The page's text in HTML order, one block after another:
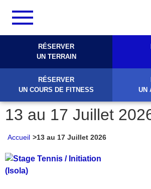
RÉSERVER
UN TERRAIN
RÉSERVER
UN COURS DE FITNESS
UN
13 au 17 Juillet
Accueil >13 au 17 Juillet 2026